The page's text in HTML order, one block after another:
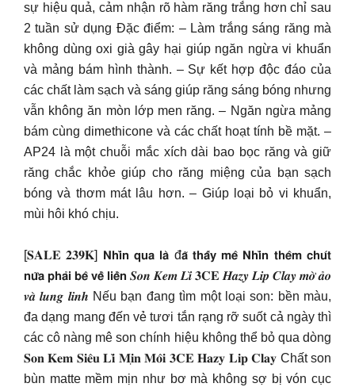
sự hiệu quả, cảm nhận rõ hàm răng trắng hơn chỉ sau
2 tuần sử dụng Đặc điểm: – Làm trắng sáng răng mà
không dùng oxi già gây hại giúp ngăn ngừa vi khuẩn
và mảng bám hình thành. – Sự kết hợp độc đáo của
các chất làm sạch và sáng giúp răng sáng bóng nhưng
vẫn không ăn mòn lớp men răng. – Ngăn ngừa mảng
bám cùng dimethicone và các chất hoạt tính bề mặt. –
AP24 là một chuỗi mắc xích dài bao bọc răng và giữ
răng chắc khỏe giúp cho răng miệng của bạn sạch
bóng và thơm mát lâu hơn. – Giúp loại bỏ vi khuẩn,
mùi hôi khó chịu.
[𝐒𝐀𝐋𝐄 𝟐𝟑𝟗𝐊] 𝗡𝗵𝗶̀𝗻 𝗾𝘂𝗮 𝗹𝗮̀ đ𝗮̃ 𝘁𝗵𝗮̂́𝘆 𝗺𝗲̂ 𝗡𝗵𝗶̀𝗻 𝘁𝗵𝗲̂𝗺 𝗰𝗵𝘂́𝘁
𝗻𝘂̛̃𝗮 𝗽𝗵𝗮̉𝗶 𝗯𝗲̂ 𝘃𝗲̂̀ 𝗹𝗶𝗲̂̀𝗻 𝑺𝒐𝒏 𝑲𝒆𝒎 𝑳𝒊̀ 𝟑𝐂𝐄 𝑯𝒂𝒛𝒚 𝑳𝒊𝒑 𝑪𝒍𝒂𝒚 𝒎𝒐̛̀ 𝒂̉𝒐
𝒗𝒂̀ 𝒍𝒖𝒏𝒈 𝒍𝒊𝒏𝒉 Nếu bạn đang tìm một loại son: bền màu,
đa dạng mang đến vẻ tươi tắn rạng rỡ suốt cả ngày thì
các cô nàng mê son chính hiệu không thể bỏ qua dòng
𝐒𝐨𝐧 𝐊𝐞𝐦 𝐒𝐢𝐞̂𝐮 𝐋𝐢̀ 𝐌𝐢̣𝐧 𝐌𝐨̂𝐢 𝟑𝐂𝐄 𝐇𝐚𝐳𝐲 𝐋𝐢𝐩 𝐂𝐥𝐚𝐲 Chất son
bùn matte mềm mịn như bơ mà không sợ bị vón cục